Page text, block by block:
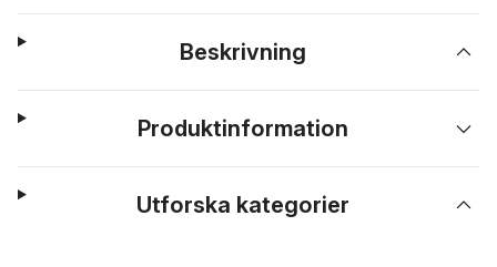
Beskrivning
Produktinformation
Utforska kategorier